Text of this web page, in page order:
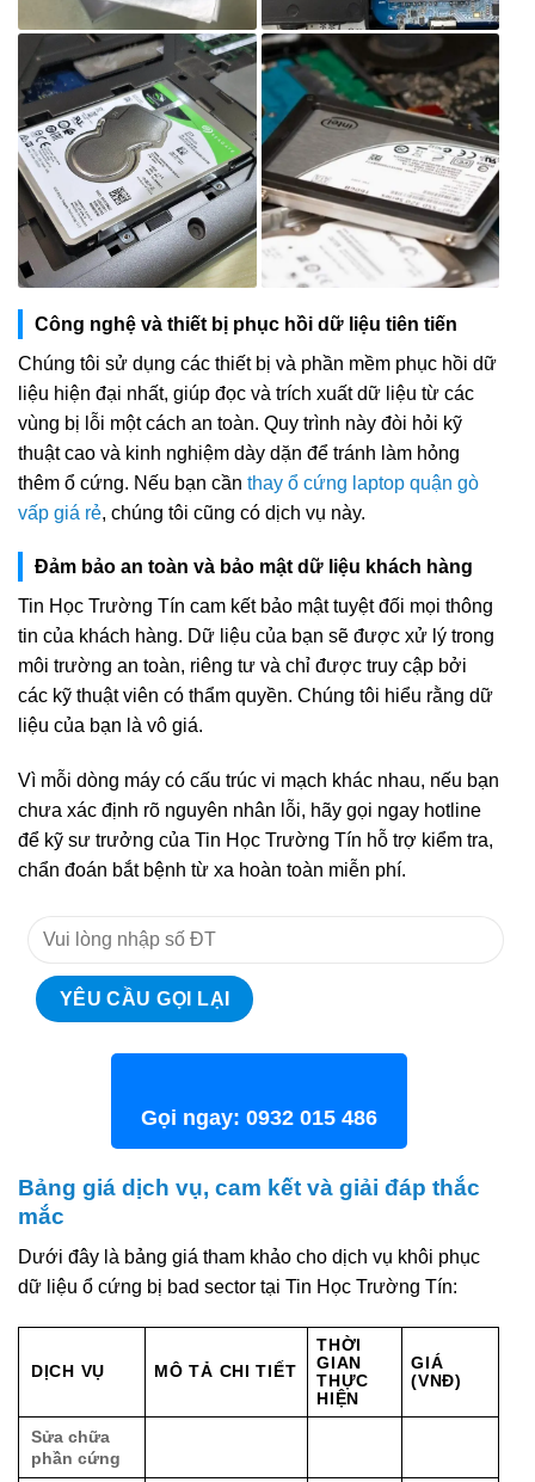
Công nghệ và thiết bị phục hồi dữ liệu tiên tiến
Chúng tôi sử dụng các thiết bị và phần mềm phục hồi dữ
liệu hiện đại nhất, giúp đọc và trích xuất dữ liệu từ các
vùng bị lỗi một cách an toàn. Quy trình này đòi hỏi kỹ
thuật cao và kinh nghiệm dày dặn để tránh làm hỏng
thêm ổ cứng. Nếu bạn cần thay ổ cứng laptop quận gò
vấp giá rẻ, chúng tôi cũng có dịch vụ này.
Đảm bảo an toàn và bảo mật dữ liệu khách hàng
Tin Học Trường Tín cam kết bảo mật tuyệt đối mọi thông
tin của khách hàng. Dữ liệu của bạn sẽ được xử lý trong
môi trường an toàn, riêng tư và chỉ được truy cập bởi
các kỹ thuật viên có thẩm quyền. Chúng tôi hiểu rằng dữ
liệu của bạn là vô giá.
Vì mỗi dòng máy có cấu trúc vi mạch khác nhau, nếu bạn
chưa xác định rõ nguyên nhân lỗi, hãy gọi ngay hotline
để kỹ sư trưởng của Tin Học Trường Tín hỗ trợ kiểm tra,
chẩn đoán bắt bệnh từ xa hoàn toàn miễn phí.
Gọi ngay: 0932 015 486
Bảng giá dịch vụ, cam kết và giải đáp thắc
mắc
Dưới đây là bảng giá tham khảo cho dịch vụ khôi phục
dữ liệu ổ cứng bị bad sector tại Tin Học Trường Tín:
DỊCH VỤ MÔ TẢ CHI TIẾT
THỜI
GIAN
THỰC
HIỆN
GIÁ
(VNĐ)
Sửa chữa
phần cứng